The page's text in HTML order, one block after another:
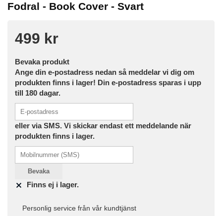
Fodral - Book Cover - Svart
499 kr
Bevaka produkt
Ange din e-postadress nedan så meddelar vi dig om
produkten finns i lager! Din e-postadress sparas i upp
till 180 dagar.
eller via SMS. Vi skickar endast ett meddelande när
produkten finns i lager.
Bevaka
Finns ej i lager.
Personlig service från vår kundtjänst